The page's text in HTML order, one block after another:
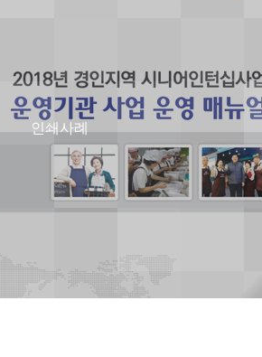
인쇄사례